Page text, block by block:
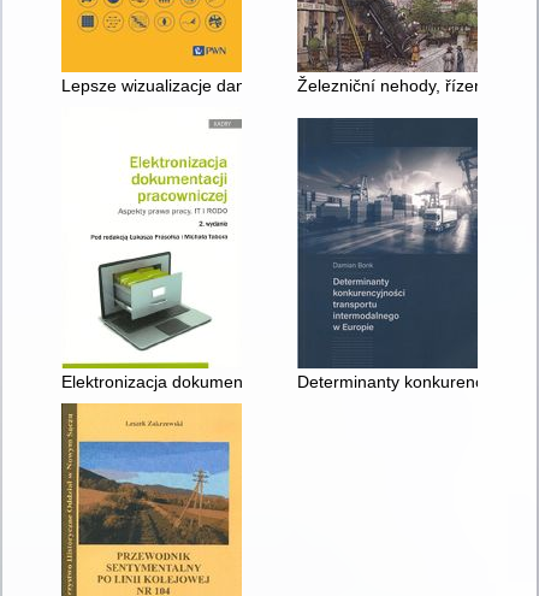
Lepsze wizualizacje danych : jak tworzyć przekonujący i
Železniční nehody, řízení a
Elektronizacja dokumentacji pracowniczej : aspekty prawa
Determinanty